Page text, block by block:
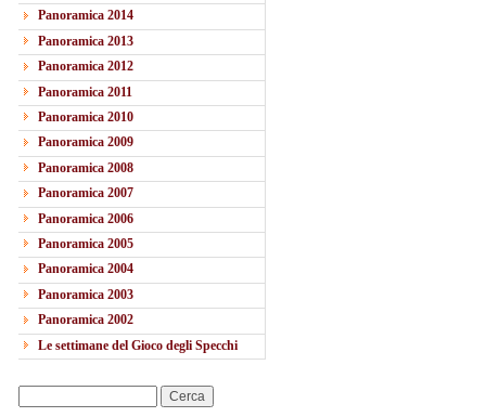
Panoramica 2014
Panoramica 2013
Panoramica 2012
Panoramica 2011
Panoramica 2010
Panoramica 2009
Panoramica 2008
Panoramica 2007
Panoramica 2006
Panoramica 2005
Panoramica 2004
Panoramica 2003
Panoramica 2002
Le settimane del Gioco degli Specchi